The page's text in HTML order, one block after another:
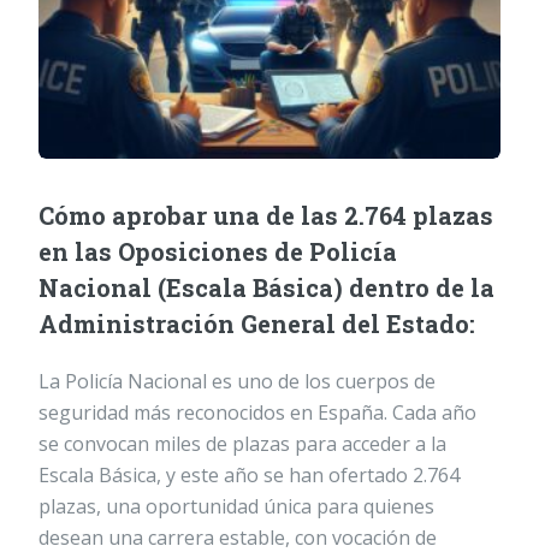
Cómo aprobar una de las 2.764 plazas
en las Oposiciones de Policía
Nacional (Escala Básica) dentro de la
Administración General del Estado:
La Policía Nacional es uno de los cuerpos de
seguridad más reconocidos en España. Cada año
se convocan miles de plazas para acceder a la
Escala Básica, y este año se han ofertado 2.764
plazas, una oportunidad única para quienes
desean una carrera estable, con vocación de